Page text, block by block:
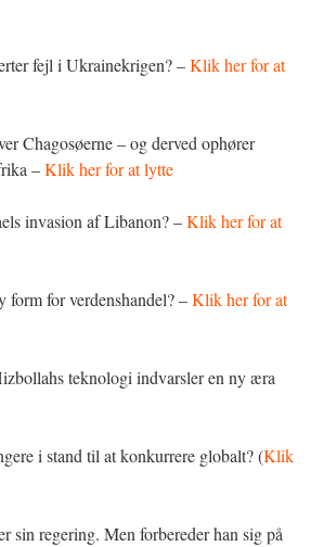
fejl i Ukrainekrigen? –Klik her for at
Chagosøerne – og derved ophører
–Klik her for at lytte
invasion af Libanon? –Klik her for at
for verdenshandel? –Klik her for at
teknologi indvarsler en ny æra
i stand til at konkurrere globalt? (Klik
sin regering. Men forbereder han sig på